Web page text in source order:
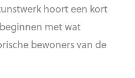
hoort een kort
met wat
bewoners van de